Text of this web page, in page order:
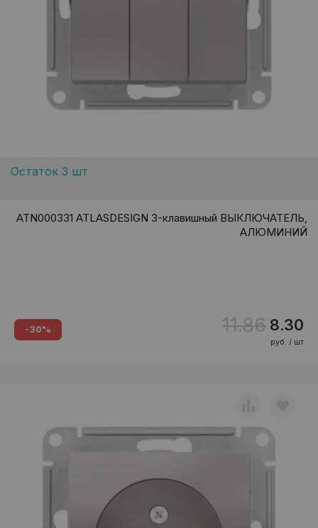
Остаток 3 шт
ATN000331 ATLASDESIGN 3-клавишный ВЫКЛЮЧАТЕЛЬ,
АЛЮМИНИЙ
-30% 11.86 8.30
руб. / шт